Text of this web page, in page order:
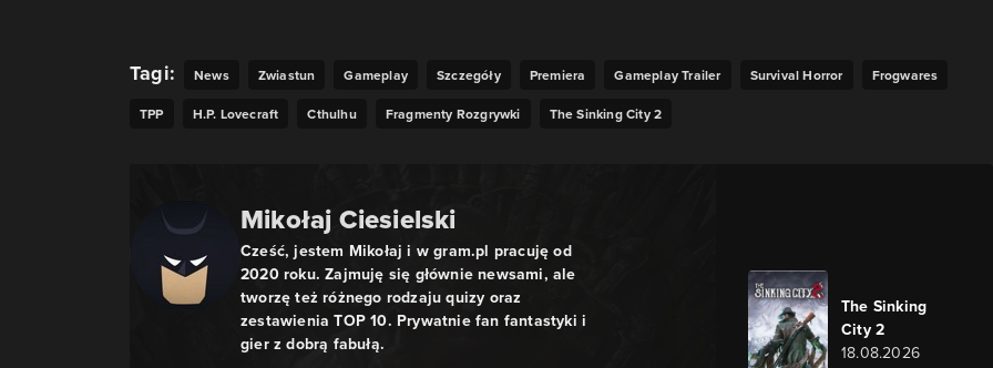
Tagi: News Zwiastun Gameplay Szczegóły Premiera Gameplay Trailer Survival Horror
Frogwares
TPP
H.P. Lovecraft Cthulhu Fragmenty Rozgrywki The Sinking City 2
Mikołaj Ciesielski
Cześć, jestem Mikołaj i w gram.pl pracuję od
2020 roku. Zajmuję się głównie newsami, ale
tworzę też różnego rodzaju quizy oraz
zestawienia TOP 10. Prywatnie fan fantastyki i
gier z dobrą fabułą.
The Sinking
City 2
18.08.2026